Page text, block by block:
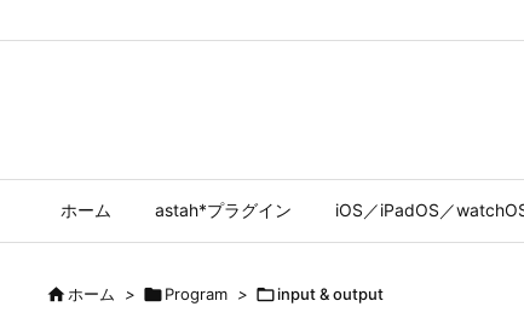
ホーム astah*プラグイン iOS／iPadOS／
ホーム > Program > input & output